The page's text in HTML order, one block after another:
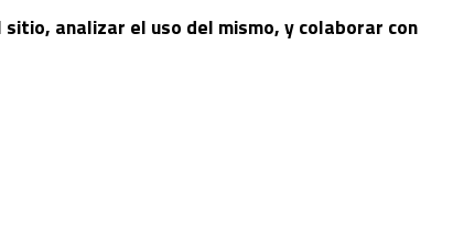
analizar el uso del mismo, y colaborar con